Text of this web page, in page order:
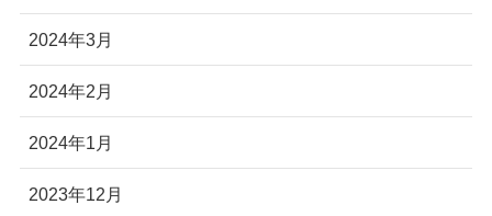
2024年3月
2024年2月
2024年1月
2023年12月